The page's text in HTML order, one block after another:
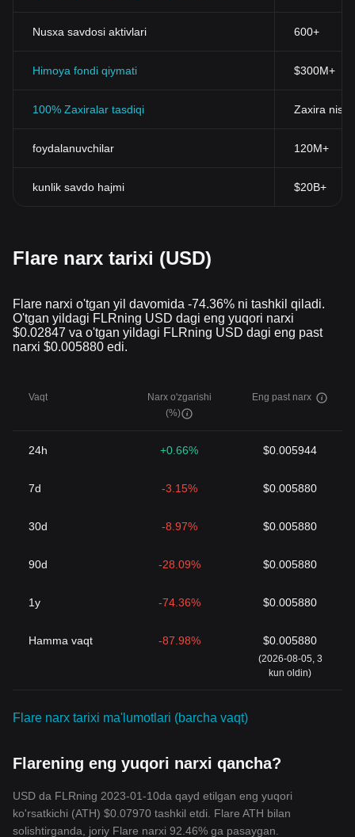
Nusxa savdosi aktivlari 600+
Himoya fondi qiymati $300M+
100% Zaxiralar tasdiqi Zaxira
foydalanuvchilar 120M+
kunlik savdo hajmi $20B+
Flare narx tarixi (USD)
Flare narxi o'tgan yil davomida -74.36% ni tashkil qiladi.
O'tgan yildagi FLRning USD dagi eng yuqori narxi
$0.02847 va o'tgan yildagi FLRning USD dagi eng past
narxi $0.005880 edi.
Vaqt
Narx o'zgarishi
(%)
Eng past narx
24h +0.66% $0.005944
7d -3.15% $0.005880
30d -8.97% $0.005880
90d -28.09% $0.005880
1y -74.36% $0.005880
Hamma vaqt -87.98% $0.005880
(2026-08-05, 3
kun oldin)
Flare narx tarixi ma'lumotlari (barcha vaqt)
Flarening eng yuqori narxi qancha?
USD da FLRning 2023-01-10da qayd etilgan eng yuqori
ko'rsatkichi (ATH) $0.07970 tashkil etdi. Flare ATH bilan
solishtirganda, joriy Flare narxi 92.46% ga pasaygan.